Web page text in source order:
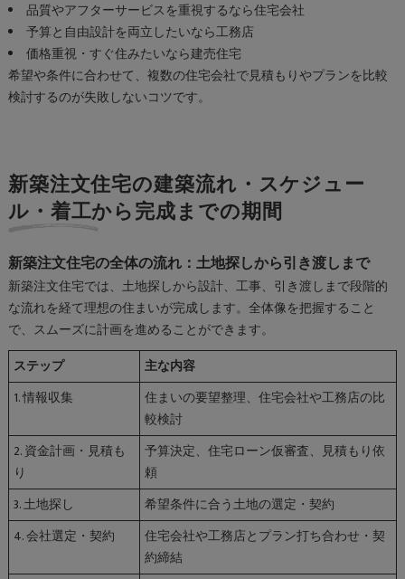
品質やアフターサービスを重視するなら住宅会社
予算と自由設計を両立したいなら工務店
価格重視・すぐ住みたいなら建売住宅
希望や条件に合わせて、複数の住宅会社で見積もりやプランを比較
検討するのが失敗しないコツです。
新築注文住宅の建築流れ・スケジュー
ル・着工から完成までの期間
新築注文住宅の全体の流れ：土地探しから引き渡しまで
新築注文住宅では、土地探しから設計、工事、引き渡しまで段階的
な流れを経て理想の住まいが完成します。全体像を把握すること
で、スムーズに計画を進めることができます。
ステップ
主な内容
1. 情報収集
住まいの要望整理、住宅会社や工務店の比
較検討
2. 資金計画・見積も
り
予算決定、住宅ローン仮審査、見積もり依
頼
3. 土地探し
希望条件に合う土地の選定・契約
4. 会社選定・契約
住宅会社や工務店とプラン打ち合わせ・契
約締結